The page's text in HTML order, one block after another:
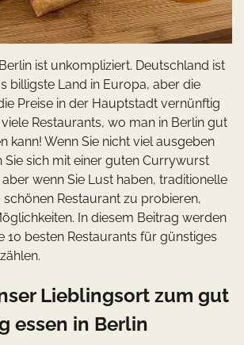
ist unkompliziert. Deutschland ist
billigste Land in Europa, aber die
Preise in der Hauptstadt vernünftig
Restaurants, wo man in Berlin gut
kann! Wenn Sie nicht viel ausgeben
Sie sich mit einer guten Currywurst
wenn Sie Lust haben, traditionelle
schönen Restaurant zu probieren,
In diesem Beitrag werden
10 besten Restaurants für günstiges
Lieblingsort zum gut
essen in Berlin